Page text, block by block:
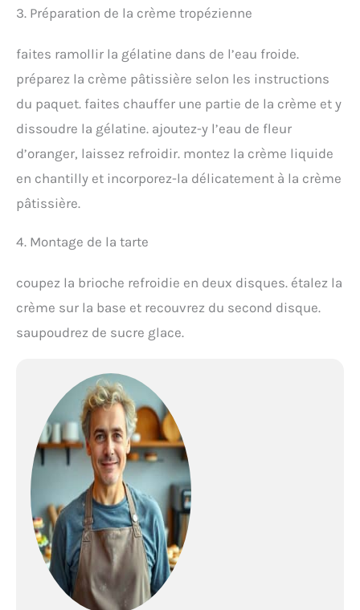
3. Préparation de la crème tropézienne
faites ramollir la gélatine dans de l’eau froide.
préparez la crème pâtissière selon les instructions
du paquet. faites chauffer une partie de la crème et y
dissoudre la gélatine. ajoutez-y l’eau de fleur
d’oranger, laissez refroidir. montez la crème liquide
en chantilly et incorporez-la délicatement à la crème
pâtissière.
4. Montage de la tarte
coupez la brioche refroidie en deux disques. étalez la
crème sur la base et recouvrez du second disque.
saupoudrez de sucre glace.